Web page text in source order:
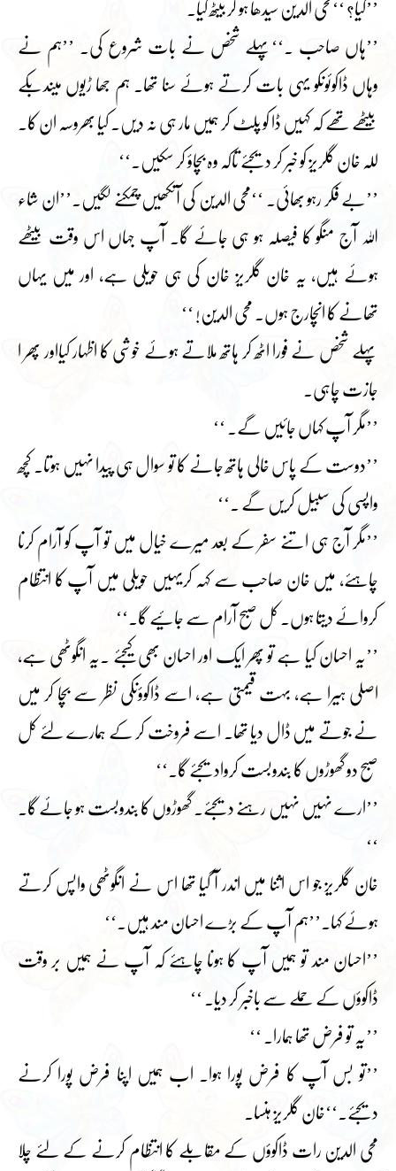
’’کیا؟ ‘‘محی الدین سیدھا ہو کر بیٹھ گیا۔
’’ہاں صاحب ۔‘‘پہلے شخص نے بات شروع کی۔ ’’ہم نے
وہاں ڈاکوئوںکو یہی بات کرتے ہوئے سنا تھا۔ ہم جھا ڑیوں میںدبکے
بیٹھے تھے کہ کہیں ڈا کو پلٹ کر ہمیں مار ہی نہ دیں۔ کیا بھروسہ ان کا۔
للہ خان گلریز کو خبر کر دیجئے تاکہ وہ بچاؤ کر سکیں۔‘‘
’’بے فکر رہو بھائی۔ ‘‘محی الدین کی آنکھیں چمکنے لگیں۔’’ان شاء
اللہ آج منگو کا فیصلہ ہو ہی جائے گا۔ آپ جہاں اس وقت بیٹھے
ہوئے ہیں، یہ خان گلریز خان کی ہی حویلی ہے، اور میں یہاں
تھانے کا انچارج ہوں۔ محی الدین! ‘‘
پہلے شخص نے فورا اٹھ کر ہاتھ ملاتے ہوئے خوشی کا اظہار کیااور پھر ا
جازت چاہی۔
’’مگر آپ کہاں جائیں گے۔ ‘‘
’’دوست کے پاس خالی ہاتھ جانے کا تو سوال ہی پیدا نہیں ہوتا۔ کچھ
واپسی کی سبیل کریں گے ۔‘‘
’’مگر آج ہی اتنے سفر کے بعد میرے خیال میں تو آپ کو آرام کرنا
چاہئے، میں خان صاحب سے کہہ کریہیں حویلی میں آپ کا انتظام
کروائے دیتا ہوں۔ کل صبح آرام سے جائیے گا۔‘‘
’’یہ احسان کیا ہے تو پھر ایک اور احسان بھی کیجئے ۔یہ انگوٹھی ہے،
اصلی ہیرا ہے، بہت قیمتی ہے، اسے ڈاکوؤںکی نظر سے بچا کر میں
نے جوتے میں ڈال دیا تھا۔ اسے فروخت کر کے ہمارے لئے کل
صبح دو گھوڑوں کا بندوبست کروادیجئے گا۔‘‘
’’ارے نہیں نہیں رہنے دیجئے۔ گھوڑوں کا بندوبست ہو جائے گا۔
‘‘
خان گلریز جو اس اثنا میں اندر آ گیا تھا اس نے انگوٹھی واپس کرتے
ہوئے کہا۔’’ہم آپ کے بڑے احسان مند ہیں۔‘‘
’’احسان مند تو ہمیں آپ کا ہونا چاہئے کہ آپ نے ہمیں بر وقت
ڈاکوؤں کے حملے سے باخبر کر دیا۔ ‘‘
’’یہ تو فرض تھا ہمارا۔ ‘‘
’’تو بس آپ کا فرض پورا ہوا۔ اب ہمیں اپنا فرض پورا کرنے
دیجئے۔‘‘خان گلریز ہنسا۔
محی الدین رات ڈاکوؤں کے مقابلے کا انتظام کرنے کے لئے چلا